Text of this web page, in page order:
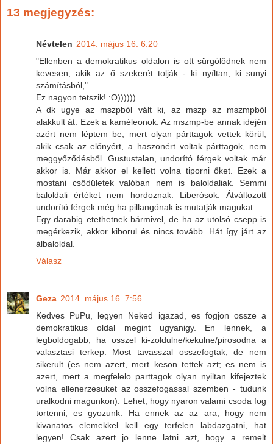
13 megjegyzés:
Névtelen 2014. május 16. 6:20
"Ellenben a demokratikus oldalon is ott sürgölődnek nem
kevesen, akik az ő szekerét tolják - ki nyíltan, ki sunyi
számításból,"
Ez nagyon tetszik! :O))))))
A dk ugye az mszpből vált ki, az mszp az mszmpből
alakkult át. Ezek a kaméleonok. Az mszmp-be annak idején
azért nem léptem be, mert olyan párttagok vettek körül,
akik csak az előnyért, a haszonért voltak párttagok, nem
meggyőződésből. Gustustalan, undorító férgek voltak már
akkor is. Már akkor el kellett volna tiporni őket. Ezek a
mostani csődületek valóban nem is baloldaliak. Semmi
baloldali értéket nem hordoznak. Liberósok. Átváltozott
undorító férgek még ha pillangónak is mutatják magukat.
Egy darabig etethetnek bármivel, de ha az utolsó csepp is
megérkezik, akkor kiborul és nincs tovább. Hát így járt az
álbaloldal.
Válasz
Geza 2014. május 16. 7:56
Kedves PuPu, legyen Neked igazad, es fogjon ossze a
demokratikus oldal megint ugyanigy. En lennek, a
legboldogabb, ha osszel ki-zoldulne/kekulne/pirosodna a
valasztasi terkep. Most tavasszal osszefogtak, de nem
sikerult (es nem azert, mert keson tettek azt; es nem is
azert, mert a megfelelo parttagok olyan nyiltan kifejeztek
volna ellenerzesuket az osszefogassal szemben - tudunk
uralkodni magunkon). Lehet, hogy nyaron valami csoda fog
tortenni, es gyozunk. Ha ennek az az ara, hogy nem
kivanatos elemekkel kell egy terfelen labdazgatni, hat
legyen! Csak azert jo lenne latni azt, hogy a remelt